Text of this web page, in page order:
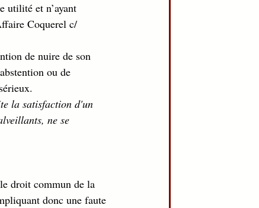
utilité et n’ayant
Coquerel c/
de nuire de son
ou de
la satisfaction d'un
ne se
droit commun de la
donc une faute